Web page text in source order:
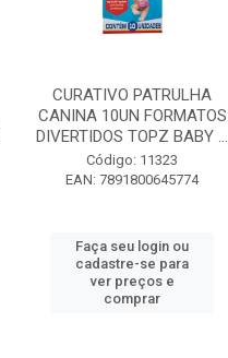
CURATIVO PATRULHA
CANINA 10UN FORMATOS
DIVERTIDOS TOPZ BABY ...
Código: 11323
EAN: 7891800645774
Faça seu login ou
cadastre-se para
ver preços e
comprar